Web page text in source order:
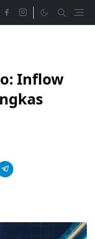
Inflow